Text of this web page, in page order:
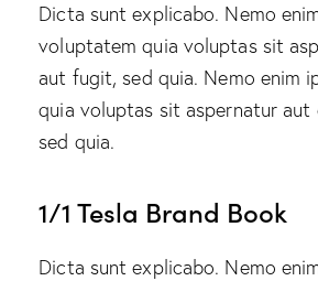
Dicta sunt explicabo. Nemo
voluptatem quia voluptas sit
aut fugit, sed quia. Nemo enim
quia voluptas sit aspernatur
sed quia.
1/1 Tesla Brand Book
Dicta sunt explicabo. Nemo